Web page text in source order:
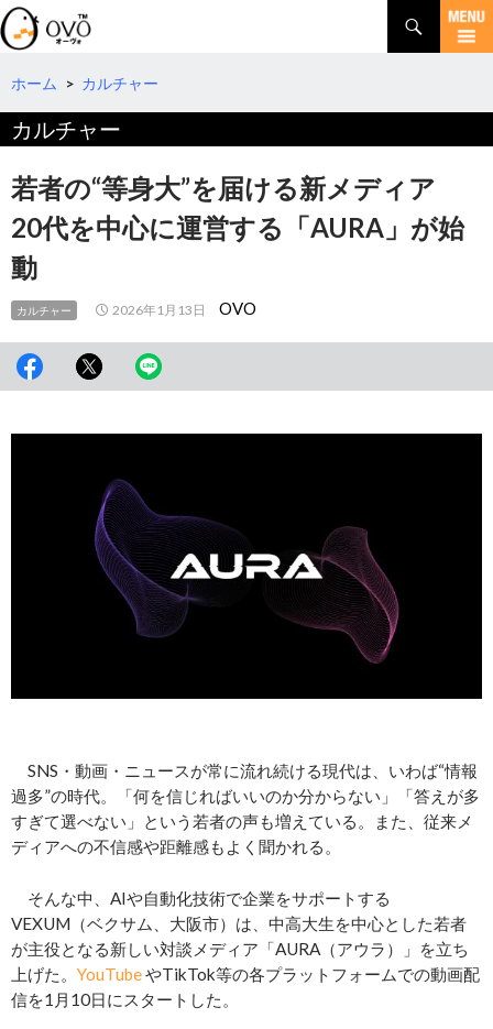
検
索
コ
テ
ツ
へ
移
動
ホーム > カルチャー
カルチャー
若者の“等身大”を届ける新メディア
20代を中心に運営する「AURA」が始
動
カルチャー 2026年1月13日 OVO
SNS・動画・ニュースが常に流れ続ける現代は、いわば“情報
過多”の時代。「何を信じればいいのか分からない」「答えが多
すぎて選べない」という若者の声も増えている。また、従来メ
ディアへの不信感や距離感もよく聞かれる。
そんな中、AIや自動化技術で企業をサポートする
VEXUM（ベクサム、大阪市）は、中高大生を中心とした若者
が主役となる新しい対談メディア「AURA（アウラ）」を立ち
上げた。 YouTubeやTikTok等の各プラットフォームでの動画配
信を1月10日にスタートした。